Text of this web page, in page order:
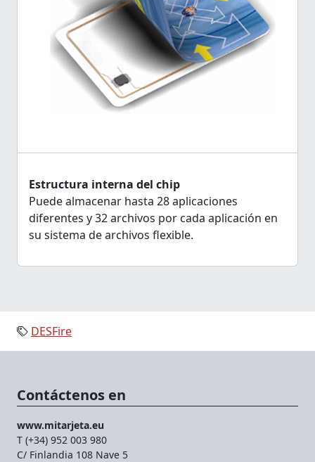
Estructura interna del chip
Puede almacenar hasta 28 aplicaciones
diferentes y 32 archivos por cada aplicación en
su sistema de archivos flexible.
DESFire
Contáctenos en
www.mitarjeta.eu
T (+34) 952 003 980
C/ Finlandia 108 Nave 5